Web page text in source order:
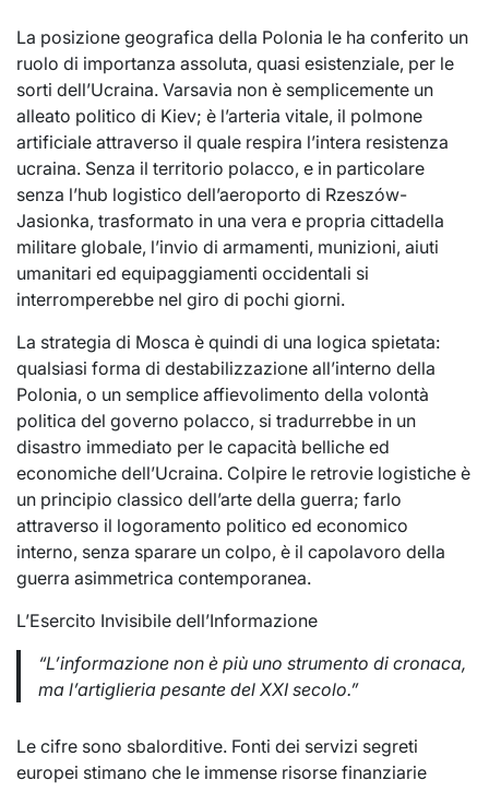
La posizione geografica della Polonia le ha conferito un
ruolo di importanza assoluta, quasi esistenziale, per le
sorti dell’Ucraina. Varsavia non è semplicemente un
alleato politico di Kiev; è l’arteria vitale, il polmone
artificiale attraverso il quale respira l’intera resistenza
ucraina. Senza il territorio polacco, e in particolare
senza l’hub logistico dell’aeroporto di Rzeszów-
Jasionka, trasformato in una vera e propria cittadella
militare globale, l’invio di armamenti, munizioni, aiuti
umanitari ed equipaggiamenti occidentali si
interromperebbe nel giro di pochi giorni.
La strategia di Mosca è quindi di una logica spietata:
qualsiasi forma di destabilizzazione all’interno della
Polonia, o un semplice affievolimento della volontà
politica del governo polacco, si tradurrebbe in un
disastro immediato per le capacità belliche ed
economiche dell’Ucraina. Colpire le retrovie logistiche è
un principio classico dell’arte della guerra; farlo
attraverso il logoramento politico ed economico
interno, senza sparare un colpo, è il capolavoro della
guerra asimmetrica contemporanea.
L’Esercito Invisibile dell’Informazione
“L’informazione non è più uno strumento di cronaca,
ma l’artiglieria pesante del XXI secolo.”
Le cifre sono sbalorditive. Fonti dei servizi segreti
europei stimano che le immense risorse finanziarie